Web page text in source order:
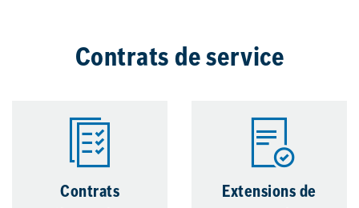
Contrats de service
Contrats
Extensions de